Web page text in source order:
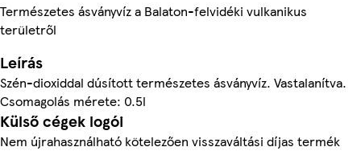
Természetes ásványvíz a Balaton-felvidéki vulkanikus
területről
Leírás
Szén-dioxiddal dúsított természetes ásványvíz. Vastalanítva.
Csomagolás mérete: 0.5l
Külső cégek logói
Nem újrahasználható kötelezően visszaváltási díjas termék